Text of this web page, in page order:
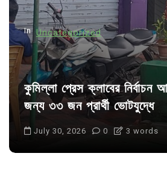
n
In Uncategorized
কুমিল্লা প্রেস ক্লাবের নির্বাচন
জন্য ৩৩ জন প্রার্থী ভোটযুদ্ধে
July 30, 2026 0 3 words